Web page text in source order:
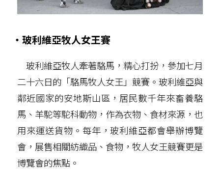
‧玻利維亞牧人女王賽
玻利維亞牧人牽著駱馬，精心打扮，參加七月
二十六日的「駱馬牧人女王」競賽。玻利維亞與
鄰近國家的安地斯山區，居民數千年來畜養駱
馬、羊駝等駝科動物，作為衣物、食材來源，也
用來運送貨物。每年，玻利維亞都會舉辦博覽
會，展售相關紡織品、食物，牧人女王競賽更是
博覽會的焦點。